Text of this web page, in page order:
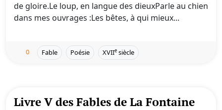
de gloire.Le loup, en langue des dieuxParle au chien
dans mes ouvrages :Les bêtes, à qui mieux...
0 Fable Poésie XVIIe siècle
Livre V des Fables de La Fontaine